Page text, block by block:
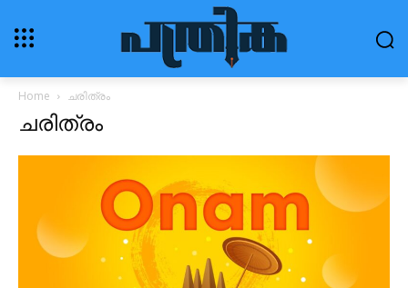
Home ചരിത്രം
ചരിത്രം